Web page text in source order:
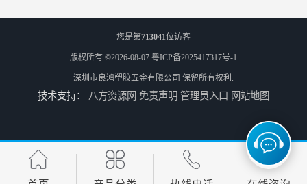
坪地喷油 加工厂 坪地手机壳喷油加工厂 龙岗喷油 加工定制 惠州小夜灯喷涂加工
您是第713041位访客
版权所有 ©2026-08-07 粤ICP备2025417317号-1
深圳市良鸿塑胶五金有限公司 保留所有权利.
技术支持： 八方资源网 免责声明 管理员入口 网站地图